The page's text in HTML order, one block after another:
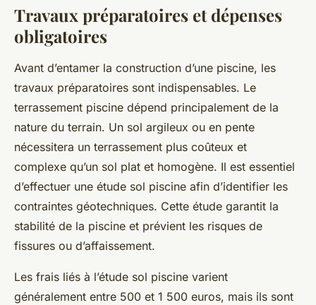
Travaux préparatoires et dépenses
obligatoires
Avant d’entamer la construction d’une piscine, les
travaux préparatoires sont indispensables. Le
terrassement piscine dépend principalement de la
nature du terrain. Un sol argileux ou en pente
nécessitera un terrassement plus coûteux et
complexe qu’un sol plat et homogène. Il est essentiel
d’effectuer une étude sol piscine afin d’identifier les
contraintes géotechniques. Cette étude garantit la
stabilité de la piscine et prévient les risques de
fissures ou d’affaissement.
Les frais liés à l’étude sol piscine varient
généralement entre 500 et 1 500 euros, mais ils sont